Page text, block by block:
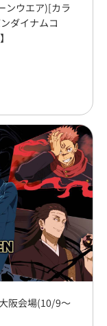
ンウエア)[カラ
ダイナムコ
阪会場(10/9～